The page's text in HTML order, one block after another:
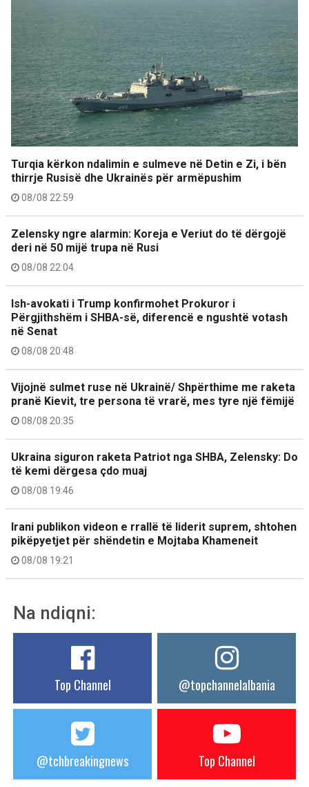
Turqia kërkon ndalimin e sulmeve në Detin e Zi, i bën
thirrje Rusisë dhe Ukrainës për armëpushim
08/08 22:59
Zelensky ngre alarmin: Koreja e Veriut do të dërgojë
deri në 50 mijë trupa në Rusi
08/08 22:04
Ish-avokati i Trump konfirmohet Prokuror i
Përgjithshëm i SHBA-së, diferencë e ngushtë votash
në Senat
08/08 20:48
Vijojnë sulmet ruse në Ukrainë/ Shpërthime me raketa
pranë Kievit, tre persona të vrarë, mes tyre një fëmijë
08/08 20:35
Ukraina siguron raketa Patriot nga SHBA, Zelensky: Do
të kemi dërgesa çdo muaj
08/08 19:46
Irani publikon videon e rrallë të liderit suprem, shtohen
pikëpyetjet për shëndetin e Mojtaba Khameneit
08/08 19:21
Na ndiqni:
Top Channel @topchannelalbania
@tchbreakingnews Top Channel